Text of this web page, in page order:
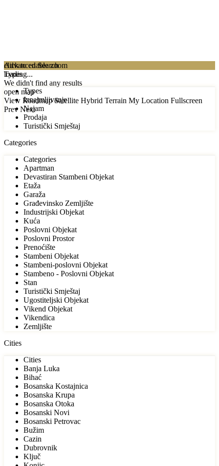
click to enable zoom
loading...
We didn't find any results
open map
View Roadmap Satellite Hybrid Terrain My Location Fullscreen
Prev Next
Advanced Search
Types
Types
Iznajmljivanje
Najam
Prodaja
Turistički Smještaj
Categories
Categories
Apartman
Devastiran Stambeni Objekat
Etaža
Garaža
Građevinsko Zemljište
Industrijski Objekat
Kuća
Poslovni Objekat
Poslovni Prostor
Prenoćište
Stambeni Objekat
Stambeni-poslovni Objekat
Stambeno - Poslovni Objekat
Stan
Turistički Smještaj
Ugostiteljski Objekat
Vikend Objekat
Vikendica
Zemljište
Cities
Cities
Banja Luka
Bihać
Bosanska Kostajnica
Bosanska Krupa
Bosanska Otoka
Bosanski Novi
Bosanski Petrovac
Bužim
Cazin
Dubrovnik
Ključ